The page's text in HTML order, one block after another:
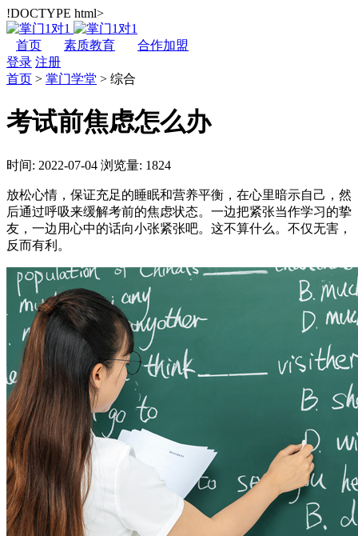
!DOCTYPE html>
首页 素质教育
合作加盟
登录 注册
首页 > 掌门学堂 > 综合
考试前焦虑怎么办
时间: 2022-07-04 浏览量: 1824
放松心情，保证充足的睡眠和营养平衡，在心里暗示自己，然
后通过呼吸来缓解考前的焦虑状态。一边把紧张当作学习的挚
友，一边用心中的话向小张紧张吧。这不算什么。不仅无害，
反而有利。